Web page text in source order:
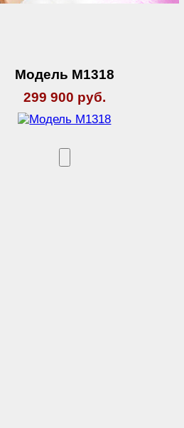
Модель М1318
299 900 руб.